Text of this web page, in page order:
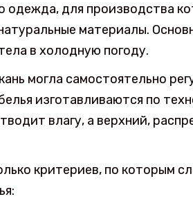
одежда, для производства
материалы.
в холодную погоду.
могла самостоятельно
изготавливаются по
влагу, а верхний,
критериев, по которым